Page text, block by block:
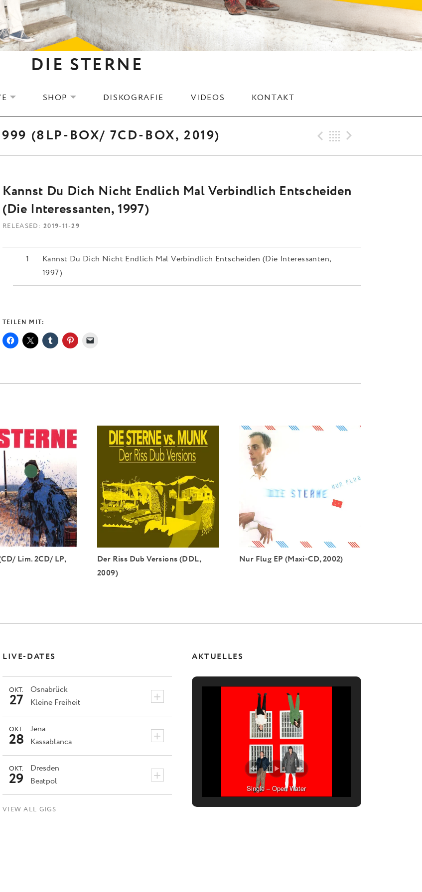
DIE STERNE
EXPAND SUBMENU
SHOP EXPAND SUBMENU
DISKOGRAFIE VIDEOS KONTAKT
(8LP-BOX/ 7CD-BOX, 2019) Previous
Back
Kannst Du Dich Nicht Endlich Mal Verbindlich Entscheiden
(Die Interessanten, 1997)
RELEASED 2019-11-29
Kannst Du Dich Nicht Endlich Mal Verbindlich Entscheiden (Die Interessanten,
1997)
TEILEN MIT:
Lim. 2CD/ LP,
Der Riss Dub Versions (DDL,
2009)
Nur Flug EP (Maxi-CD, 2002)
LIVE-DATES
Osnabrück +
OKT.
27 Kleine Freiheit
Jena +
OKT.
28 Kassablanca
Dresden +
OKT.
29 Beatpol
VIEW ALL GIGS
AKTUELLES
Single – Open Water